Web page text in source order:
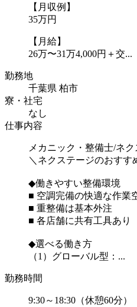
【月収例】
35万円
【月給】
26万〜31万4,000円＋交...
勤務地
千葉県 柏市
寮・社宅
なし
仕事内容
メカニック・整備士/ネ
＼ネクステージのおすす
◆働きやすい整備環境
■ 空調完備の快適な作業
■ 重整備は基本外注
■ 各店舗に共有工具あり
◆選べる働き方
（1）グローバル型：...
勤務時間
9:30～18:30（休憩60分）